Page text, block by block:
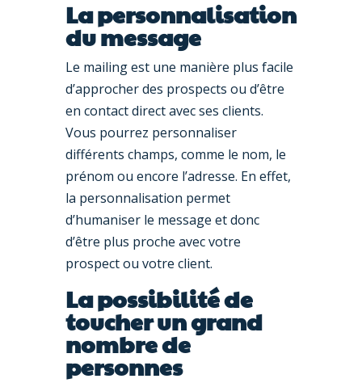
La personnalisation
du message
Le mailing est une manière plus facile
d’approcher des prospects ou d’être
en contact direct avec ses clients.
Vous pourrez personnaliser
différents champs, comme le nom, le
prénom ou encore l’adresse. En effet,
la personnalisation permet
d’humaniser le message et donc
d’être plus proche avec votre
prospect ou votre client.
La possibilité de
toucher un grand
nombre de
personnes